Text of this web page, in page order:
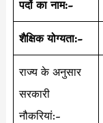
पदों का नाम:-
शैक्षिक योग्यता:-
राज्य के अनुसार
सरकारी
नौकरियां:-